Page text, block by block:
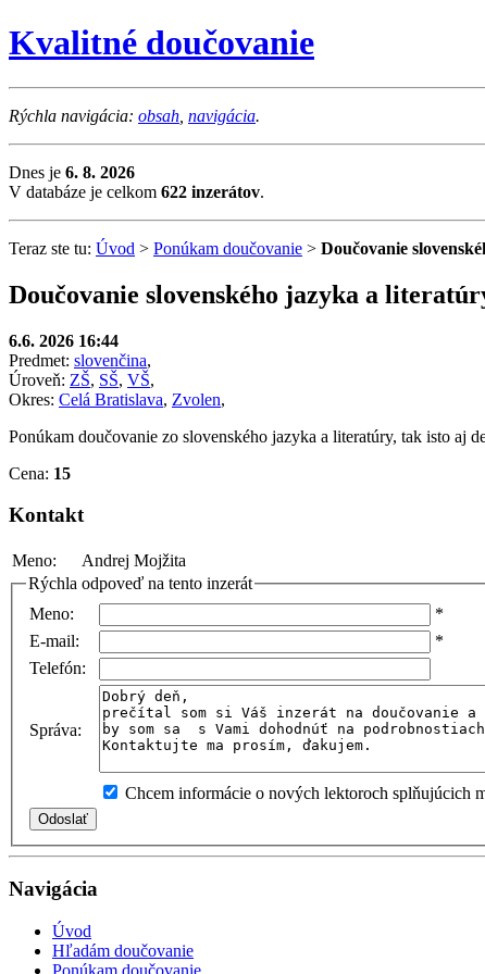
Kvalitné doučovanie
Rýchla navigácia: obsah navigácia.
Dnes je 6. 8. 2026
V databáze je celkom 622 inzerátov.
Teraz ste tu: Úvod > Ponúkam doučovanie > Doučovanie
Doučovanie slovenského jazyka a
6.6. 2026 16:44
Predmet: slovenčina,
Úroveň: ZŠ, SŠ, VŠ,
Okres: Celá Bratislava, Zvolen,
Ponúkam doučovanie zo slovenského jazyka a literatúry, tak isto aj
Cena: 15
Kontakt
Meno:
Andrej Mojžita
Rýchla odpoveď na tento inzerát
Meno:
*
E-mail:
*
Telefón:
Správa:
Chcem informácie o nových lektoroch splňujúcich
Navigácia
Úvod
Hľadám doučovanie